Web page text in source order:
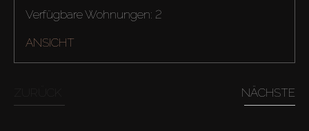
Verfügbare Wohnungen: 2
ANSICHT
NÄCHSTE